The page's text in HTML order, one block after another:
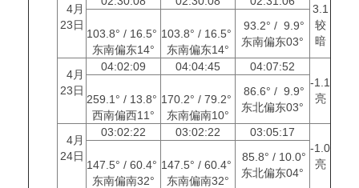
4月
23日
3.1
较
暗
103.8° / 16.5°
东南偏东14°
103.8° / 16.5°
东南偏东14°
93.2° / 9.9°
东南偏东03°
4月
23日
04:02:09 04:04:45
04:07:52
-1.1
亮
259.1° / 13.8°
西南偏西11°
170.2° / 79.2°
东南偏南10°
86.6° / 9.9°
东北偏东03°
4月
24日
03:02:22 03:02:22
03:05:17
-1.0
亮
147.5° / 60.4°
东南偏南32°
147.5° / 60.4°
东南偏南32°
85.8° / 10.0°
东北偏东04°